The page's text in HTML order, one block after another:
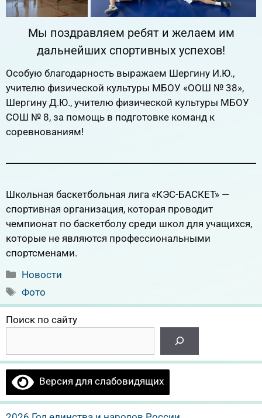
Мы поздравляем ребят и желаем им
дальнейших спортивных успехов!
Особую благодарность выражаем Шергину И.Ю.,
учителю физической культуры МБОУ «ООШ № 38»,
Шергину Д.Ю., учителю физической культуры МБОУ
СОШ № 8, за помощь в подготовке команд к
соревнованиям!
Школьная баскетбольная лига «КЭС-БАСКЕТ» —
спортивная организация, которая проводит
чемпионат по баскетболу среди школ для учащихся,
которые не являются профессиональными
спортсменами.
Рубрики
Новости
Метки
Фото
Поиск по сайту
Версия для слабовидящих